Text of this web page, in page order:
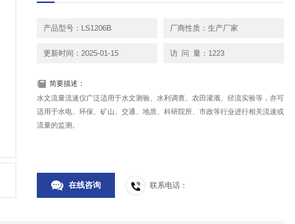
产品型号：LS1206B 厂商性质：生产厂家
更新时间：2025-01-15 访 问 量：1223
简要描述：
水文流量流速仪广泛适用于水文测验、水利调查、农田灌溉、径流实验等，亦可
适用于水电、环保、矿山、交通、地质、科研院所、市政等行业进行相关流速或
流量的监测。
在线咨询 联系电话：